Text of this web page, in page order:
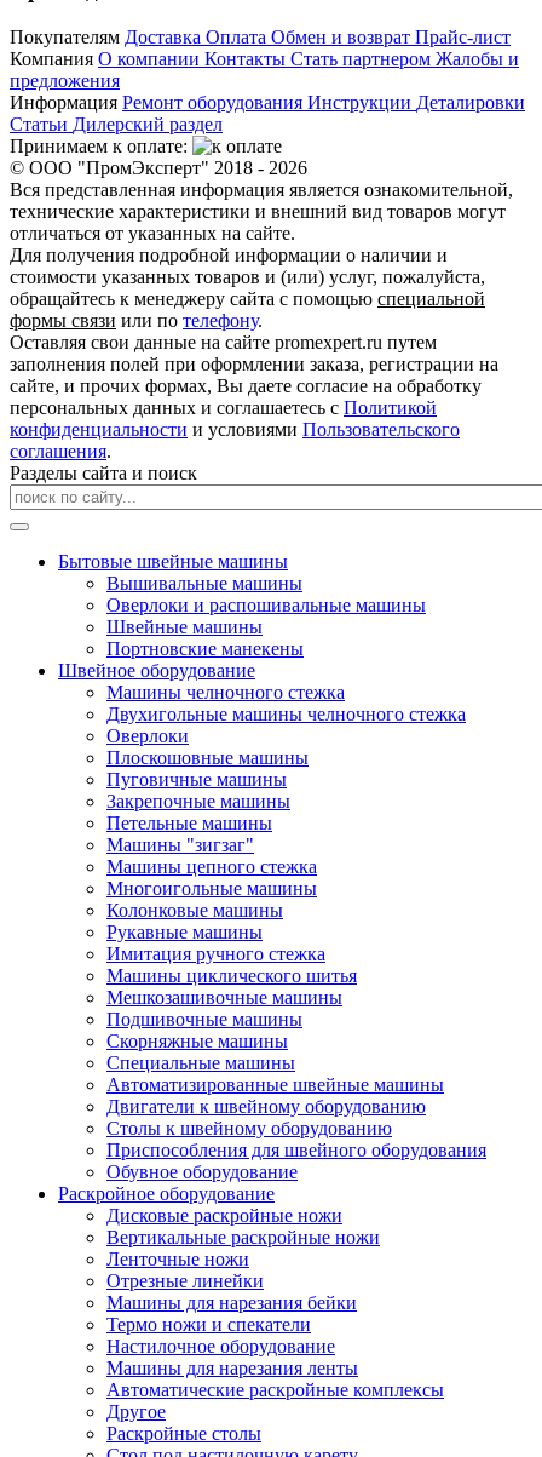
Покупателям Доставка Оплата Обмен и возврат Прайс-лист
Компания О компании Контакты Стать партнером Жалобы и
предложения
Информация Ремонт оборудования Инструкции Деталировки
Статьи Дилерский раздел
Принимаем к оплате:
© ООО "ПромЭксперт" 2018 - 2026
Вся представленная информация является ознакомительной,
технические характеристики и внешний вид товаров могут
отличаться от указанных на сайте.
Для получения подробной информации о наличии и
стоимости указанных товаров и (или) услуг, пожалуйста,
обращайтесь к менеджеру сайта с помощью специальной
формы связи или по телефону.
Оставляя свои данные на сайте promexpert.ru путем
заполнения полей при оформлении заказа, регистрации на
сайте, и прочих формах, Вы даете согласие на обработку
персональных данных и соглашаетесь с Политикой
конфиденциальности и условиями Пользовательского
соглашения.
Разделы сайта и поиск
Бытовые швейные машины
Вышивальные машины
Оверлоки и распошивальные машины
Швейные машины
Портновские манекены
Швейное оборудование
Машины челночного стежка
Двухигольные машины челночного стежка
Оверлоки
Плоскошовные машины
Пуговичные машины
Закрепочные машины
Петельные машины
Машины "зигзаг"
Машины цепного стежка
Многоигольные машины
Колонковые машины
Рукавные машины
Имитация ручного стежка
Машины циклического шитья
Мешкозашивочные машины
Подшивочные машины
Скорняжные машины
Специальные машины
Автоматизированные швейные машины
Двигатели к швейному оборудованию
Столы к швейному оборудованию
Приспособления для швейного оборудования
Обувное оборудование
Раскройное оборудование
Дисковые раскройные ножи
Вертикальные раскройные ножи
Ленточные ножи
Отрезные линейки
Машины для нарезания бейки
Термо ножи и спекатели
Настилочное оборудование
Машины для нарезания ленты
Автоматические раскройные комплексы
Другое
Раскройные столы